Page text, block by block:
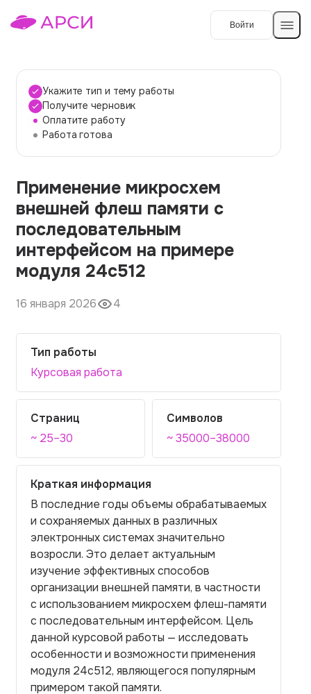
Войти
Темы работ
О сервисе
О компании
Наши гарантии
Порядок оплаты
Вопросы и ответы
Отзывы
Контакты
Укажите тип и тему работы
Получите черновик
Оплатите работу
Работа готова
Применение микросхем
внешней флеш памяти с
последовательным
интерфейсом на примере
модуля 24c512
16 января 2026 4
Тип работы
Курсовая работа
Страниц
~ 25–30
Символов
~ 35000–38000
Краткая информация
В последние годы объемы обрабатываемых
и сохраняемых данных в различных
электронных системах значительно
возросли. Это делает актуальным
изучение эффективных способов
организации внешней памяти, в частности
с использованием микросхем флеш-памяти
с последовательным интерфейсом. Цель
данной курсовой работы — исследовать
особенности и возможности применения
модуля 24c512, являющегося популярным
примером такой памяти.